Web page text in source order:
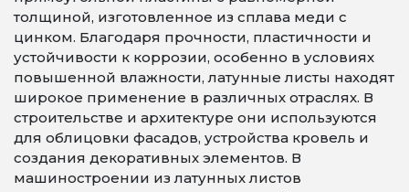
толщиной, изготовленное из сплава меди с
цинком. Благодаря прочности, пластичности и
устойчивости к коррозии, особенно в условиях
повышенной влажности, латунные листы находят
широкое применение в различных отраслях. В
строительстве и архитектуре они используются
для облицовки фасадов, устройства кровель и
создания декоративных элементов. В
машиностроении из латунных листов